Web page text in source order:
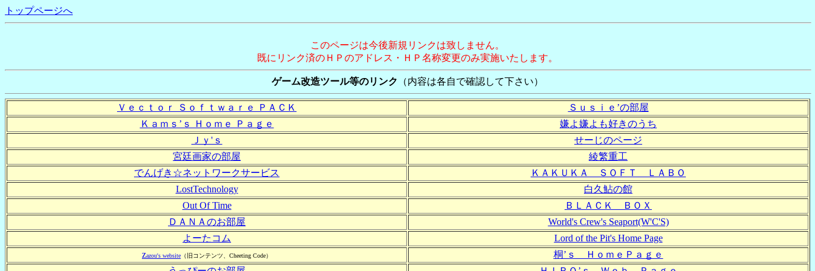
トップページへ
このページは今後新規リンクは致しません。
既にリンク済のＨＰのアドレス・ＨＰ名称変更のみ実施いたします。
ゲーム改造ツール等のリンク （内容は各自で確認して下さい）
Ｖｅｃｔｏｒ Ｓｏｆｔｗａｒｅ ＰＡＣＫ
Ｓｕｓｉｅ’の部屋
Ｋａｍｓ’ｓ Ｈｏｍｅ Ｐａｇｅ
嫌よ嫌よも好きのうち
Ｊｙ'ｓ
せーじのページ
宮廷画家の部屋
綾繁重工
でんげき☆ネットワークサービス
ＫＡＫＵＫＡ ＳＯＦＴ ＬＡＢＯ
LostTechnology
白久鮎の館
Out Of Time
ＢＬＡＣＫ ＢＯＸ
ＤＡＮＡのお部屋
World's Crew's Seaport(W'C'S)
よーたコム
Lord of the Pit's Home Page
zazou's website （旧コンテンツ、Cheeting Code）
桐’ｓ ＨｏｍｅＰａｇｅ